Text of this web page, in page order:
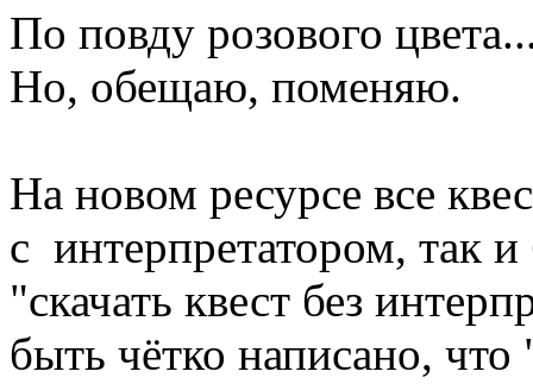
По повду розового
Но, обещаю, поменяю.
На новом ресурсе все
с интерпретатором, так
"скачать квест без
быть чётко написано,